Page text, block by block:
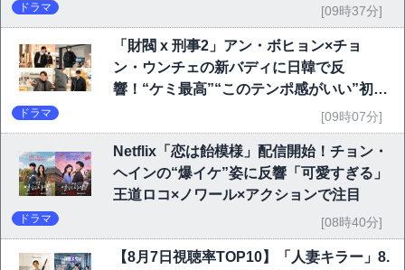
ドラマ [09時37分]
「財閥 x 刑事2」アン・ボヒョン×チョ
ン・ウンチェの新バディに日韓で反
響！“ケミ最高”“このテンポ感がいい”初回
ドラマ [09時07分]
Netflix「恋は飴模様」配信開始！チョン・
ヘインの“爆イケ”姿に反響「可愛すぎる」
王道ロコ×ノワール×アクションで注目
ドラマ [08時40分]
【8月7日視聴率TOP10】「人妻キラー」8.